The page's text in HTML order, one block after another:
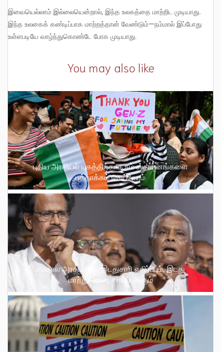
இவையெல்லாம் இல்லையென்றால், இந்த உலகத்தை மாற்றிட முடியாது.
இந்த உலகைக் கண்டிப்பாக மாற்றத்தான் வேண்டும்—நம்மால் இப்போது
உள்ளபடியே வாழ்ந்துகொண்டே போக முடியாது.
You may also like
புதிய அரசியல் யுகத்திற்காக நம் ஸ்தாபனங்களை
புத்தாக்கம் செய்வோம்
சமகால அரசியலில் இடதுசாரி எதிர்ப்பும், இடது
மாற்றுக்கான வாய்ப்புகளும்